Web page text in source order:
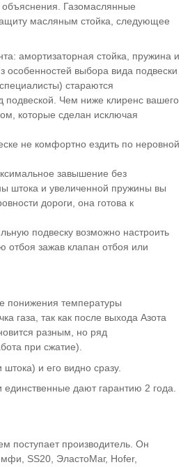
объяснения. Газомаслянные
масляным стойка, следующее
амортизаторная стойка, пружина и
выбора вида подвески
стараются
подвеской. Чем ниже клиренс вашего
которые сделан исключая
не комфортно ездить по неровной
завышение без
штока и увеличенной пружины вы
дороги, она готова к
подвеску возможно настроить
отбоя зажав клапан отбоя или
понижения температуры
газа, так как после выхода Азота
разным, но ряд
при сжатие).
и его видно сразу.
дают гарантию 2 года.
поступает производитель. Он
SS20, ЭластоМаг, Hofer,